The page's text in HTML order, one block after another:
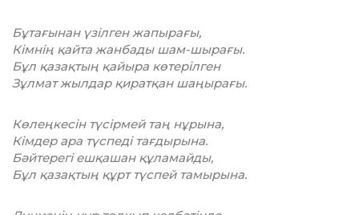
Бұтағынан үзілген жапырағы,
Кімнің қайта жанбады шам-шырағы.
Бұл қазақтың қайыра көтерілген
Зұлмат жылдар қиратқан шаңырағы.
Көлеңкесін түсірмей таң нұрына,
Кімдер ара түспеді тағдырына.
Бәйтерегі ешқашан құламайды,
Бұл қазақтың құрт түспей тамырына.